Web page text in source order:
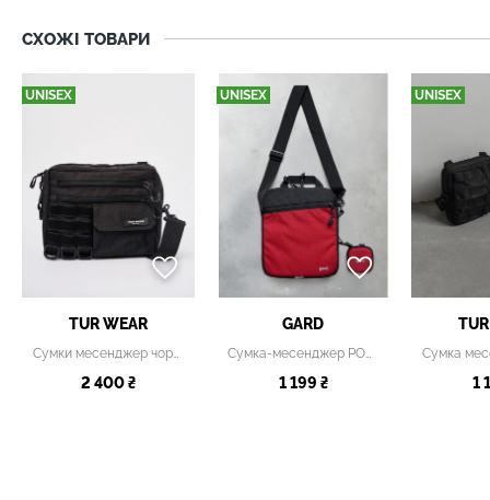
СХОЖІ ТОВАРИ
UNISEX
TUR WEAR
2 400 ₴
UNISEX
GARD
1 199 ₴
UNISEX
1